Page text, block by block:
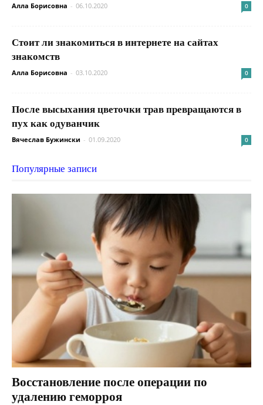
Алла Борисовна - 06.10.2020 0
Стоит ли знакомиться в интернете на сайтах
знакомств
Алла Борисовна - 03.10.2020 0
После высыхания цветочки трав превращаются в
пух как одуванчик
Вячеслав Бужински - 01.09.2020 0
Популярные записи
Восстановление после операции по
удалению геморроя